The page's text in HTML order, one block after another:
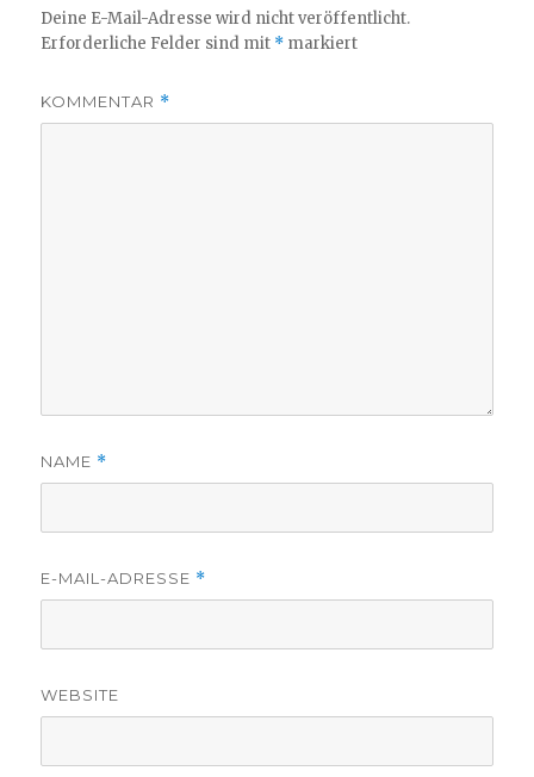
Deine E-Mail-Adresse wird nicht veröffentlicht.
Erforderliche Felder sind mit * markiert
KOMMENTAR *
NAME *
E-MAIL-ADRESSE *
WEBSITE